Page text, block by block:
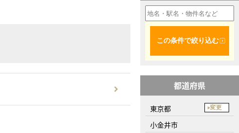
この条件で絞り込む
都道府県
東京都 変更
小金井市